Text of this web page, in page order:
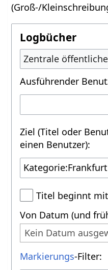
(Groß-/
Logbücher
Zentrale
Ausführender
Ziel (Titel oder
einen Benutzer):
Titel beginnt
Von Datum (und
Kein Datum
Markierungs-Filter: